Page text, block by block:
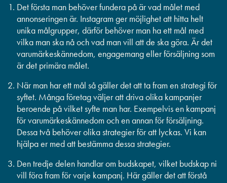
Det första man behöver fundera på är vad målet med
annonseringen är. Instagram ger möjlighet att hitta helt
unika målgrupper, därför behöver man ha ett mål med
vilka man ska nå och vad man vill att de ska göra. Är det
varumärkeskännedom, engagemang eller försäljning som
är det primära målet.
När man har ett mål så gäller det att ta fram en strategi för
syftet. Många företag väljer att driva olika kampanjer
beroende på vilket syfte man har. Exempelvis en kampanj
för varumärkeskännedom och en annan för försäljning.
Dessa två behöver olika strategier för att lyckas. Vi kan
hjälpa er med att bestämma dessa strategier.
Den tredje delen handlar om budskapet, vilket budskap ni
vill föra fram för varje kampanj. Här gäller det att förstå